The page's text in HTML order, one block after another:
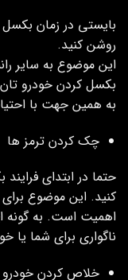
بایستی در زمان
روشن کنید.
این موضوع به سایر
بکسل کردن خودرو تان
به همین جهت با
چک کردن ترمز ها
حتما در ابتدای
کنید. این موضوع
اهمیت است. به گونه
ناگواری برای شما یا
خلاص کردن خودرو